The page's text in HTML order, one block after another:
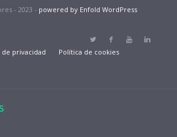
- 2023 - powered by Enfold WordPress
de privacidad Política de cookies